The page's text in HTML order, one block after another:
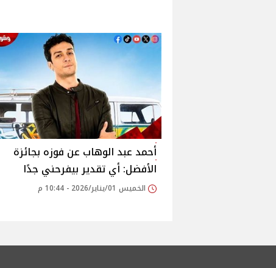
أحمد عبد الوهاب عن فوزه بجائزة
الأفضل: أي تقدير بيفرحني جدًا
الخميس 01/يناير/2026 - 10:44 م